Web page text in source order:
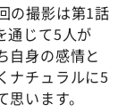
の撮影は第1話
通じて5人が
自身の感情と
ナチュラルに5
います。